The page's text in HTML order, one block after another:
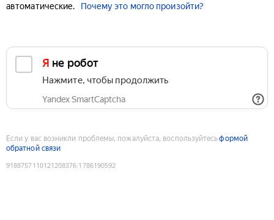
автоматические.
Почему это могло произойти?
Я не робот
Нажмите, чтобы продолжить
Yandex SmartCaptcha
Если у вас возникли проблемы, пожалуйста, воспользуйтесьформой
обратной связи
9188757110121208376:1786190592